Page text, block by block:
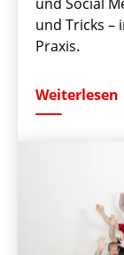
und Social
und Tricks –
Praxis.
Weiterlesen